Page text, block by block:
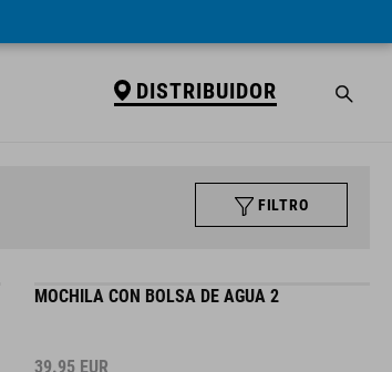
DISTRIBUIDOR
FILTRO
MOCHILA CON BOLSA DE AGUA 2
39.95 EUR